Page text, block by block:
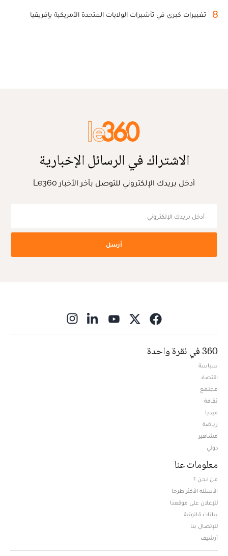
8 تغييرات كبرى في تأشيرات الولايات المتحدة الأمريكية بإفريقيا
الاشتراك في الرسائل الإخبارية
أدخل بريدك الإلكتروني للتوصل بآخر الأخبار Le360
أرسل
360 في نقرة واحدة
سياسة
اقتصاد
مجتمع
ثقافة
ميديا
رياضة
مشاهير
دولي
معلومات عنا
من نحن ؟
الأسئلة الأكثر طرحا
للإعلان على موقعنا
بيانات قانونية
للإتصال بنا
أرشيف